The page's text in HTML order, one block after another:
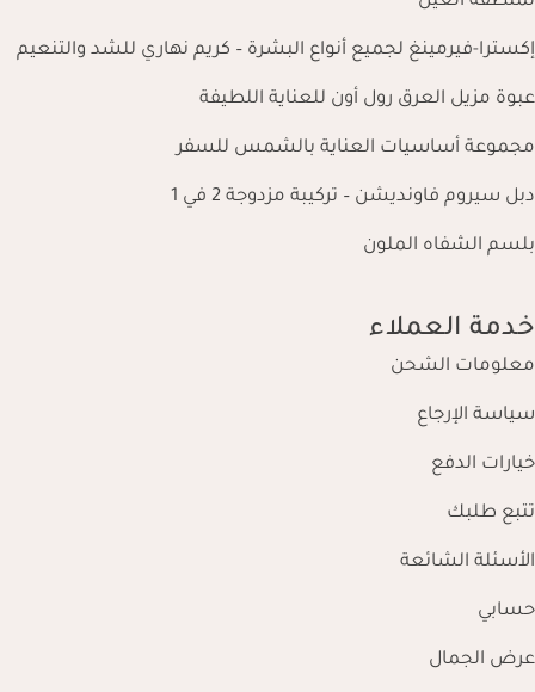
إكسترا-فيرمينغ لجميع أنواع البشرة – كريم نهاري للشد والتنعيم
عبوة مزيل العرق رول أون للعناية اللطيفة
مجموعة أساسيات العناية بالشمس للسفر
دبل سيروم فاونديشن – تركيبة مزدوجة 2 في 1
بلسم الشفاه الملون
خدمة العملاء
معلومات الشحن
سياسة الإرجاع
خيارات الدفع
تتبع طلبك
الأسئلة الشائعة
حسابي
عرض الجمال